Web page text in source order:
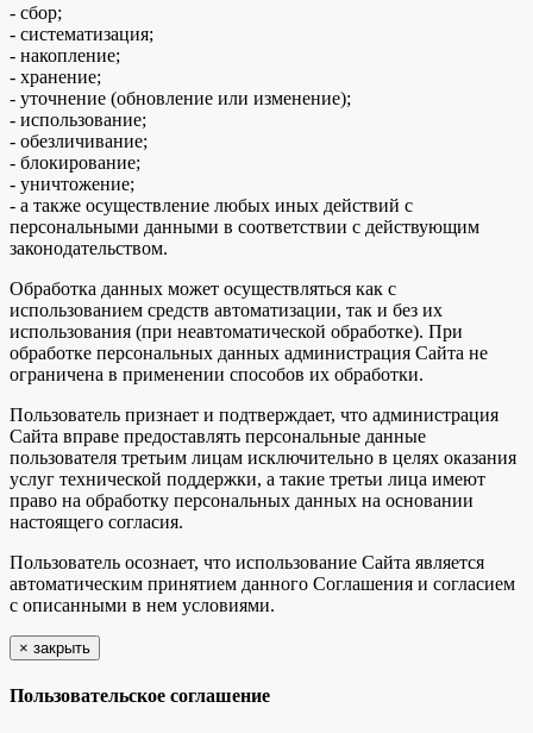
- сбор;
- систематизация;
- накопление;
- хранение;
- уточнение (обновление или изменение);
- использование;
- обезличивание;
- блокирование;
- уничтожение;
- а также осуществление любых иных действий с
персональными данными в соответствии с действующим
законодательством.
Обработка данных может осуществляться как с
использованием средств автоматизации, так и без их
использования (при неавтоматической обработке). При
обработке персональных данных администрация Сайта не
ограничена в применении способов их обработки.
Пользователь признает и подтверждает, что администрация
Сайта вправе предоставлять персональные данные
пользователя третьим лицам исключительно в целях оказания
услуг технической поддержки, а такие третьи лица имеют
право на обработку персональных данных на основании
настоящего согласия.
Пользователь осознает, что использование Сайта является
автоматическим принятием данного Соглашения и согласием
с описанными в нем условиями.
× закрыть
Пользовательское соглашение